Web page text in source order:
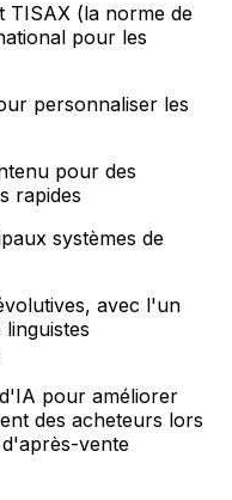
TISAX (la norme de
pour les
personnaliser les
pour des
rapides
systèmes de
avec l'un
pour améliorer
des acheteurs lors
vente